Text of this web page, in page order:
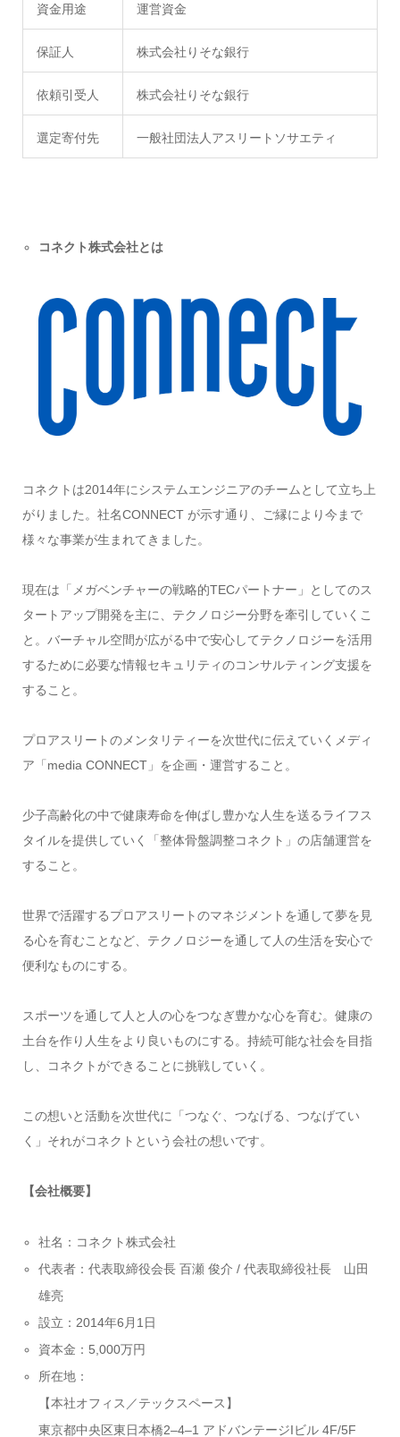
資金用途 運営資金
保証人 株式会社りそな銀行
依頼引受人 株式会社りそな銀行
選定寄付先 一般社団法人アスリートソサエティ
コネクト株式会社とは
コネクトは2014年にシステムエンジニアのチームとして立ち上
がりました。社名CONNECT が示す通り、ご縁により今まで
様々な事業が生まれてきました。
現在は「メガベンチャーの戦略的TECパートナー」としてのス
タートアップ開発を主に、テクノロジー分野を牽引していくこ
と。バーチャル空間が広がる中で安心してテクノロジーを活用
するために必要な情報セキュリティのコンサルティング支援を
すること。
プロアスリートのメンタリティーを次世代に伝えていくメディ
ア「media CONNECT」を企画・運営すること。
少子高齢化の中で健康寿命を伸ばし豊かな人生を送るライフス
タイルを提供していく「整体骨盤調整コネクト」の店舗運営を
すること。
世界で活躍するプロアスリートのマネジメントを通して夢を見
る心を育むことなど、テクノロジーを通して人の生活を安心で
便利なものにする。
スポーツを通して人と人の心をつなぎ豊かな心を育む。健康の
土台を作り人生をより良いものにする。持続可能な社会を目指
し、コネクトができることに挑戦していく。
この想いと活動を次世代に「つなぐ、つなげる、つなげてい
く」それがコネクトという会社の想いです。
【会社概要】
社名：コネクト株式会社
代表者：代表取締役会長 百瀬 俊介 / 代表取締役社長 山田
雄亮
設立：2014年6月1日
資本金：5,000万円
所在地：
【本社オフィス／テックスペース】
東京都中央区東日本橋2–4–1 アドバンテージIビル 4F/5F